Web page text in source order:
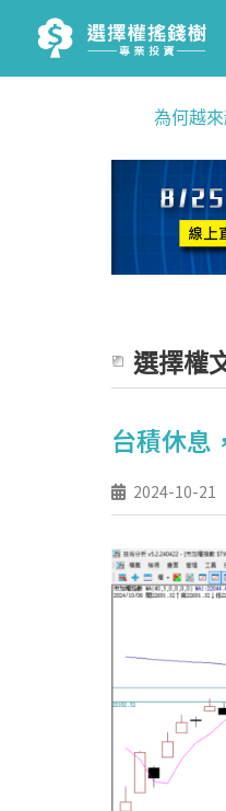
為何越
選擇權
台積休息
2024-10-21